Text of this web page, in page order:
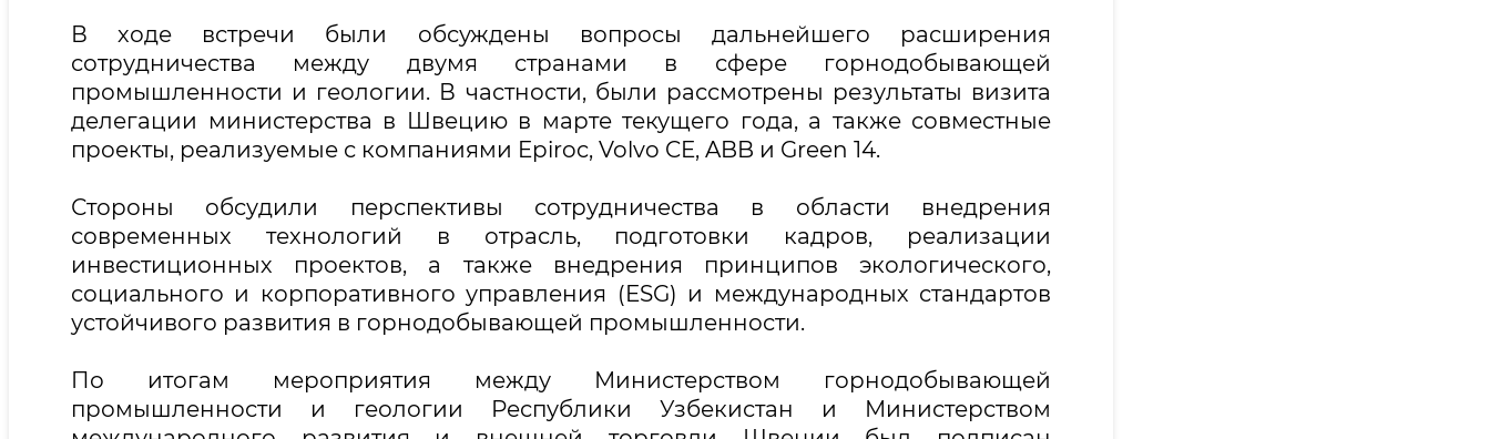
В ходе встречи были обсуждены вопросы дальнейшего расширения
сотрудничества между двумя странами в сфере горнодобывающей
промышленности и геологии. В частности, были рассмотрены результаты визита
делегации министерства в Швецию в марте текущего года, а также совместные
проекты, реализуемые с компаниями Epiroc, Volvo CE, ABB и Green 14.
Стороны обсудили перспективы сотрудничества в области внедрения
современных технологий в отрасль, подготовки кадров, реализации
инвестиционных проектов, а также внедрения принципов экологического,
социального и корпоративного управления (ESG) и международных стандартов
устойчивого развития в горнодобывающей промышленности.
По итогам мероприятия между Министерством горнодобывающей
промышленности и геологии Республики Узбекистан и Министерством